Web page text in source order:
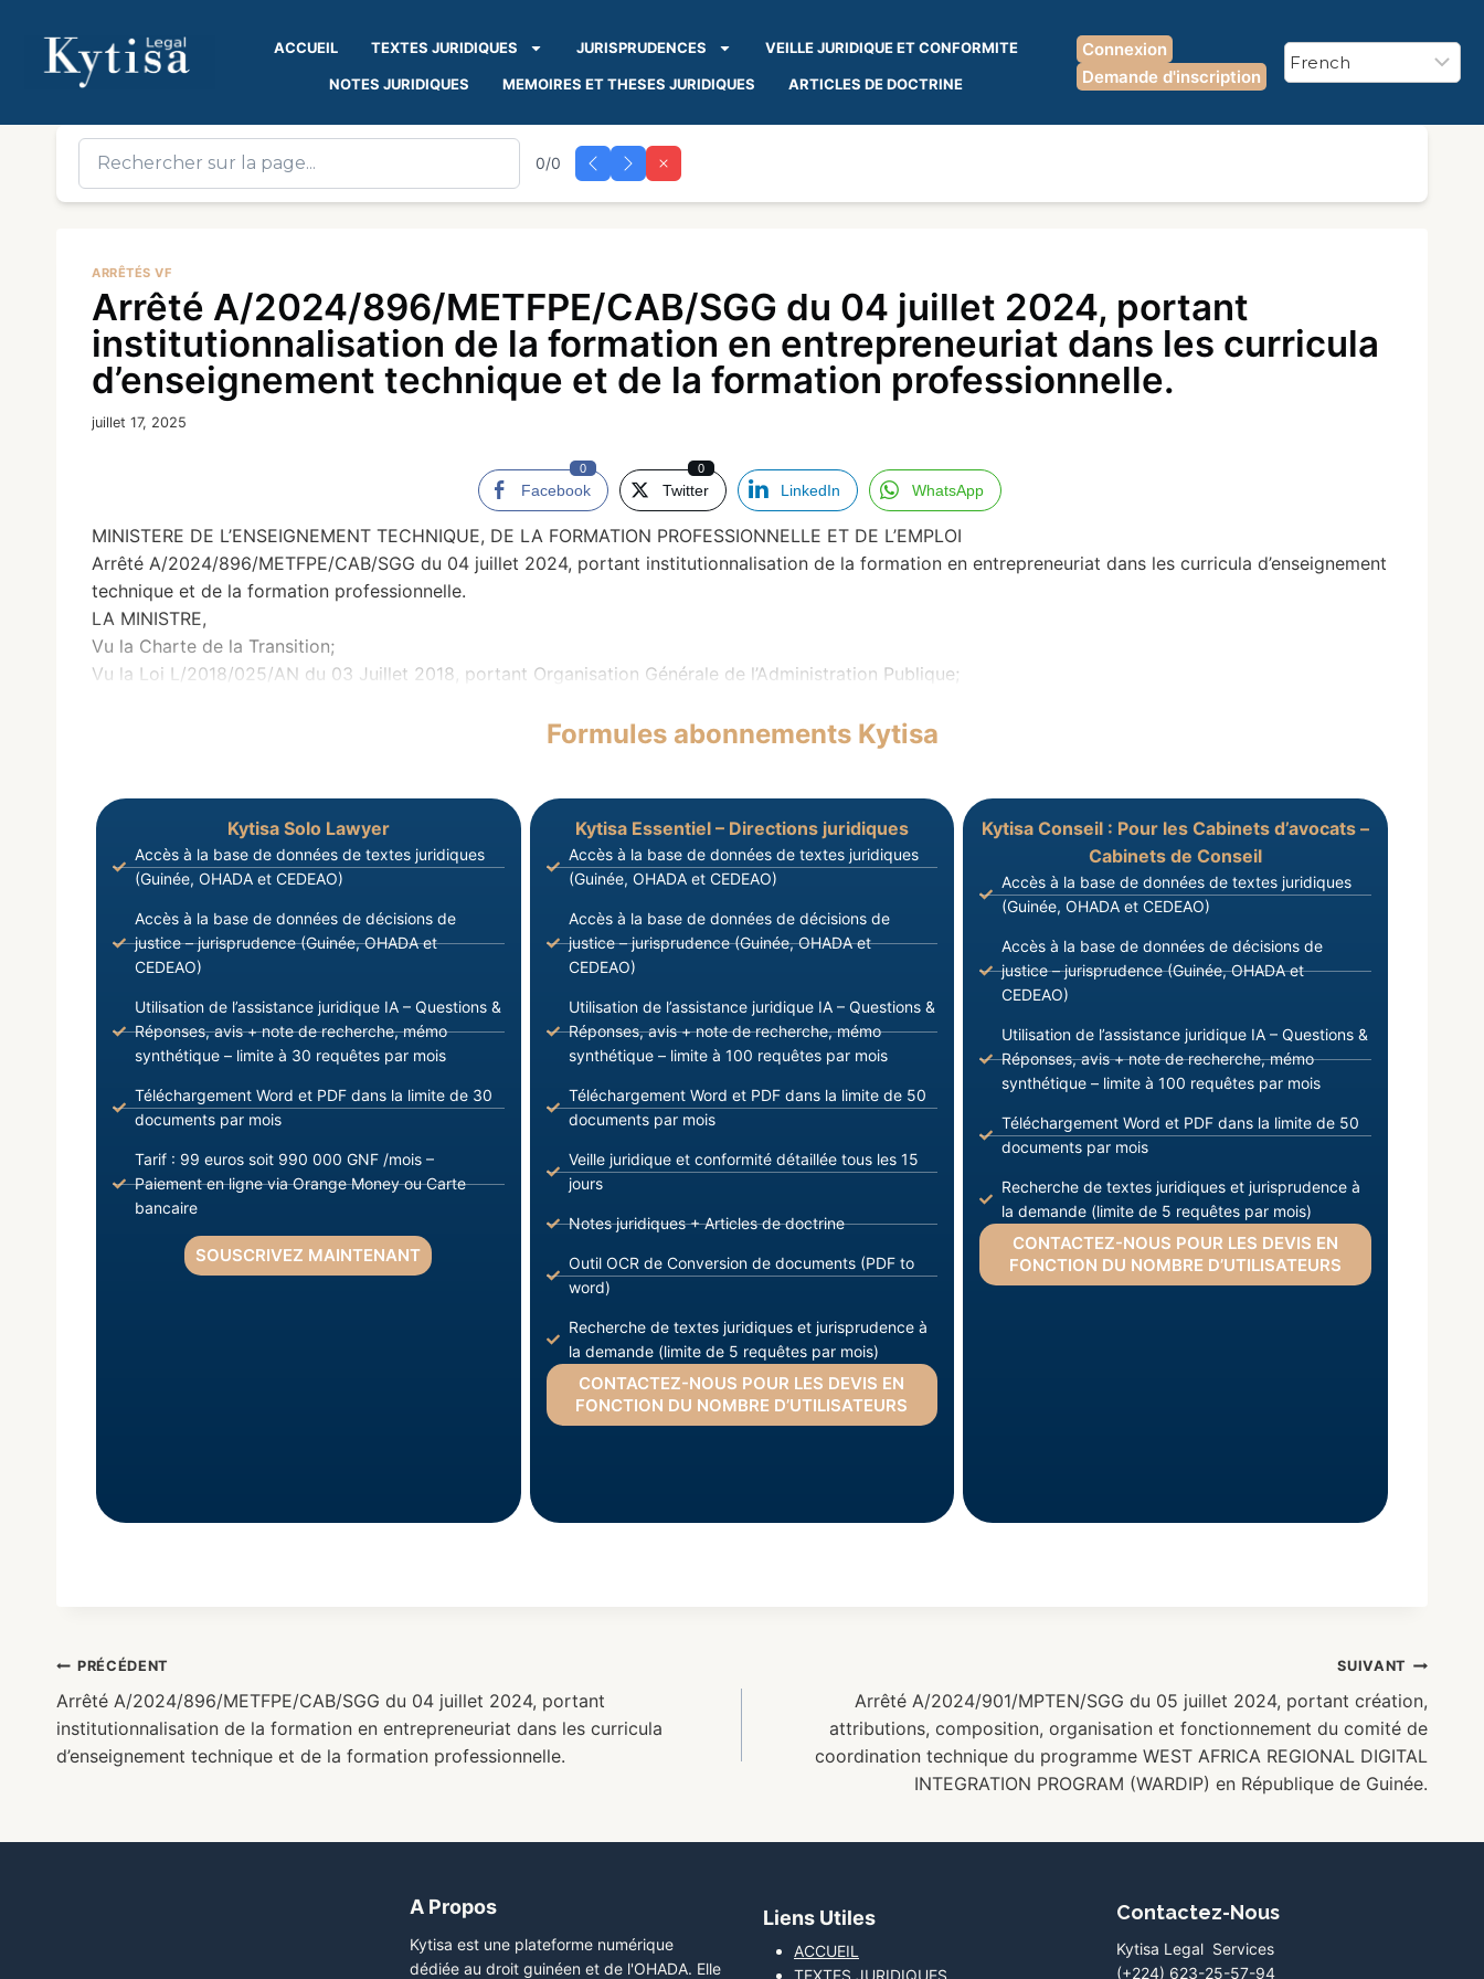
ACCUEIL TEXTES JURIDIQUES JURISPRUDENCES VEILLE JURIDIQUE ET CONFORMITE
NOTES JURIDIQUES MEMOIRES ET THESES JURIDIQUES ARTICLES DE DOCTRINE
Connexion
Demande d'inscription
0/0
ARRÊTÉS VF
Arrêté A/2024/896/METFPE/CAB/SGG du 04 juillet 2024, portant
institutionnalisation de la formation en entrepreneuriat dans les curricula
d’enseignement technique et de la formation professionnelle.
juillet 17, 2025
Facebook
0
Twitter
0
LinkedIn WhatsApp
MINISTERE DE L’ENSEIGNEMENT TECHNIQUE, DE LA FORMATION PROFESSIONNELLE ET DE L’EMPLOI
Arrêté A/2024/896/METFPE/CAB/SGG du 04 juillet 2024, portant institutionnalisation de la formation en entrepreneuriat dans les curricula d’enseignement
technique et de la formation professionnelle.
LA MINISTRE,
Vu la Charte de la Transition;
Vu la Loi L/2018/025/AN du 03 Juillet 2018, portant Organisation Générale de l’Administration Publique;
Formules abonnements Kytisa
Kytisa Solo Lawyer
Accès à la base de données de textes juridiques
(Guinée, OHADA et CEDEAO)
Accès à la base de données de décisions de
justice – jurisprudence (Guinée, OHADA et
CEDEAO)
Utilisation de l’assistance juridique IA – Questions &
Réponses, avis + note de recherche, mémo
synthétique – limite à 30 requêtes par mois
Téléchargement Word et PDF dans la limite de 30
documents par mois
Tarif : 99 euros soit 990 000 GNF /mois –
Paiement en ligne via Orange Money ou Carte
bancaire
SOUSCRIVEZ MAINTENANT
Kytisa Essentiel – Directions juridiques
Accès à la base de données de textes juridiques
(Guinée, OHADA et CEDEAO)
Accès à la base de données de décisions de
justice – jurisprudence (Guinée, OHADA et
CEDEAO)
Utilisation de l’assistance juridique IA – Questions &
Réponses, avis + note de recherche, mémo
synthétique – limite à 100 requêtes par mois
Téléchargement Word et PDF dans la limite de 50
documents par mois
Veille juridique et conformité détaillée tous les 15
jours
Notes juridiques + Articles de doctrine
Outil OCR de Conversion de documents (PDF to
word)
Recherche de textes juridiques et jurisprudence à
la demande (limite de 5 requêtes par mois)
CONTACTEZ-NOUS POUR LES DEVIS EN
FONCTION DU NOMBRE D’UTILISATEURS
Kytisa Conseil : Pour les Cabinets d’avocats –
Cabinets de Conseil
Accès à la base de données de textes juridiques
(Guinée, OHADA et CEDEAO)
Accès à la base de données de décisions de
justice – jurisprudence (Guinée, OHADA et
CEDEAO)
Utilisation de l’assistance juridique IA – Questions &
Réponses, avis + note de recherche, mémo
synthétique – limite à 100 requêtes par mois
Téléchargement Word et PDF dans la limite de 50
documents par mois
Recherche de textes juridiques et jurisprudence à
la demande (limite de 5 requêtes par mois)
CONTACTEZ-NOUS POUR LES DEVIS EN
FONCTION DU NOMBRE D’UTILISATEURS
PRÉCÉDENT
Arrêté A/2024/896/METFPE/CAB/SGG du 04 juillet 2024, portant
institutionnalisation de la formation en entrepreneuriat dans les curricula
d’enseignement technique et de la formation professionnelle.
SUIVANT
Arrêté A/2024/901/MPTEN/SGG du 05 juillet 2024, portant création,
attributions, composition, organisation et fonctionnement du comité de
coordination technique du programme WEST AFRICA REGIONAL DIGITAL
INTEGRATION PROGRAM (WARDIP) en République de Guinée.
A Propos
Kytisa est une plateforme numérique
dédiée au droit guinéen et de l'OHADA. Elle
Liens Utiles
ACCUEIL
Contactez-Nous
Kytisa Legal Services
(+224) 623-25-57-94